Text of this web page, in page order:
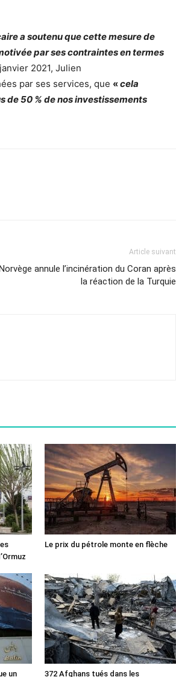
a soutenu que cette mesure de
par ses contraintes en termes
2021, Julien
par ses services, que «cela
de 50 % de nos investissements
Article suivant
annule l’incinération du Coran après
la réaction de la Turquie
Le prix du pétrole monte en flèche
un 372 Afghans tués dans les